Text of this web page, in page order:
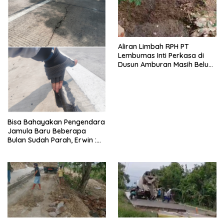
Bisa Bahayakan Pengendara
Jamula Baru Beberapa
Bulan Sudah Parah, Erwin :
Aliran Limbah RPH PT
Lembumas Inti Perkasa di
Dusun Amburan Masih Belum